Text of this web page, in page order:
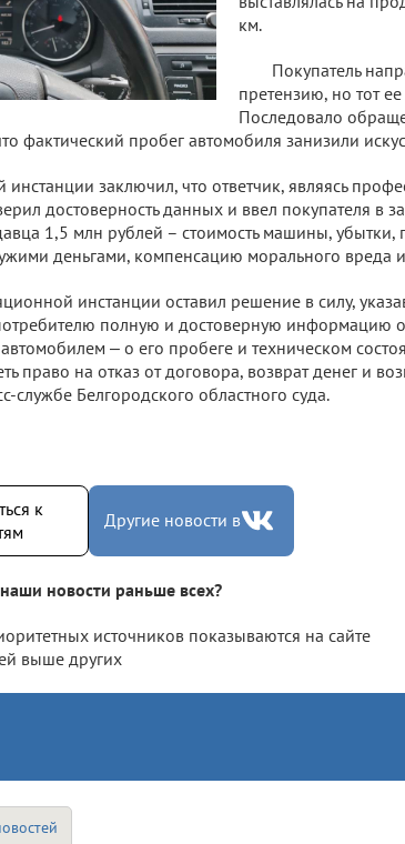
км.
Покупатель
претензию, но тот
Последовало
фактический пробег автомобиля занизили
инстанции заключил, что ответчик, являясь
достоверность данных и ввел покупателя в
1,5 млн рублей – стоимость машины, убытки,
деньгами, компенсацию морального вреда
инстанции оставил решение в силу,
полную и достоверную информацию о
‒ о его пробеге и техническом
право на отказ от договора, возврат денег и
службе Белгородского областного суда.
к
Другие новости в
новости раньше всех?
источников показываются на сайте
выше других